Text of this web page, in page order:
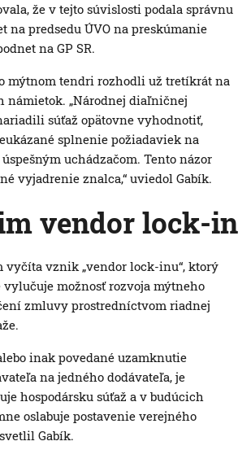
že v tejto súvislosti podala správnu
na predsedu ÚVO na preskúmanie
na GP SR.
mýtnom tendri rozhodli už tretíkrát na
námietok. „Národnej diaľničnej
súťaž opätovne vyhodnotiť,
splnenie požiadaviek na
uchádzačom. Tento názor
vyjadrenie znalca,“ uviedol Gabík.
vendor lock-in
vyčíta vznik „vendor lock-inu“, ktorý
možnosť rozvoja mýtneho
zmluvy prostredníctvom riadnej
inak povedané uzamknutie
na jedného dodávateľa, je
hospodársku súťaž a v budúcich
oslabuje postavenie verejného
Gabík.